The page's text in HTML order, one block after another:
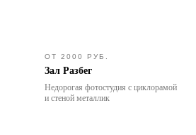
ОТ 2000 РУБ.
Зал Разбег
Недорогая фотостудия с циклорамой
и стеной металлик